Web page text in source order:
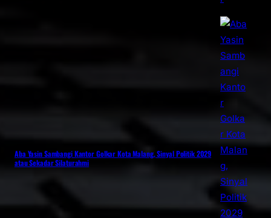
Aba Yasin Sambangi Kantor Golkar Kota Malang, Sinyal Politik 2029
atau Sekadar Silaturahmi